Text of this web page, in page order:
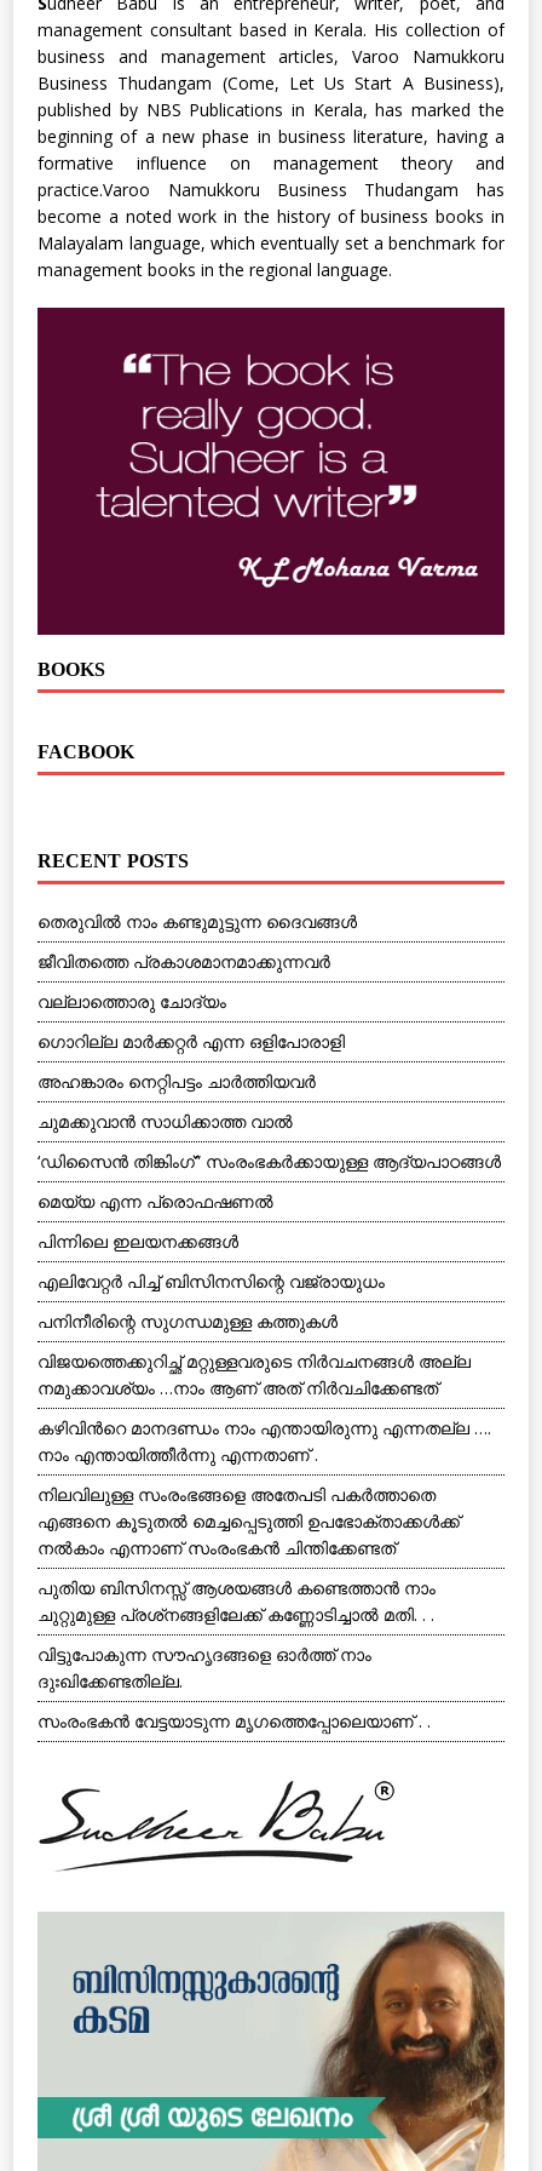
management consultant based in Kerala. His collection of
business and management articles, Varoo Namukkoru
Business Thudangam (Come, Let Us Start A Business),
published by NBS Publications in Kerala, has marked the
beginning of a new phase in business literature, having a
formative influence on management theory and
practice.Varoo Namukkoru Business Thudangam has
become a noted work in the history of business books in
Malayalam language, which eventually set a benchmark for
management books in the regional language.
BOOKS
FACBOOK
RECENT POSTS
തെരുവില്‍ നാം കണ്ടുമുട്ടുന്ന ദൈവങ്ങള്‍
ജീവിതത്തെ പ്രകാശമാനമാക്കുന്നവര്‍
വല്ലാത്തൊരു ചോദ്യം
ഗൊറില്ല മാര്‍ക്കറ്റര്‍ എന്ന ഒളിപോരാളി
അഹങ്കാരം നെറ്റിപട്ടം ചാര്‍ത്തിയവര്‍
ചുമക്കുവാന്‍ സാധിക്കാത്ത വാല്‍
‘ഡിസൈന്‍ തിങ്കിംഗ്” സംരംഭകര്‍ക്കായുള്ള ആദ്യപാഠങ്ങള്‍
മെയ്യ എന്ന പ്രൊഫഷണല്‍
പിന്നിലെ ഇലയനക്കങ്ങള്‍
എലിവേറ്റര്‍ പിച്ച് ബിസിനസിന്റെ വജ്രായുധം
പനിനീരിന്റെ സുഗന്ധമുള്ള കത്തുകള്‍
വിജയത്തെക്കുറിച്ഛ് മറ്റുള്ളവരുടെ നിര്‍വചനങ്ങള്‍ അല്ല
നമുക്കാവശ്യം …നാം ആണ് അത് നിര്‍വചിക്കേണ്ടത്
കഴിവിൻറെ മാനദണ്ഡം നാം എന്തായിരുന്നു എന്നതല്ല ….
നാം എന്തായിത്തീർന്നു എന്നതാണ് .
നിലവിലുള്ള സംരംഭങ്ങളെ അതേപടി പകര്‍ത്താതെ
എങ്ങനെ കൂടുതല്‍ മെച്ചപ്പെടുത്തി ഉപഭോക്താക്കള്‍ക്ക്
നല്‍കാം എന്നാണ് സംരംഭകന്‍ ചിന്തിക്കേണ്ടത്
പുതിയ ബിസിനസ്സ് ആശയങ്ങള്‍ കണ്ടെത്താന്‍ നാം
ചുറ്റുമുള്ള പ്രശ്‌നങ്ങളിലേക്ക് കണ്ണോടിച്ചാല്‍ മതി. . .
വിട്ടുപോകുന്ന സൗഹൃദങ്ങളെ ഓര്‍ത്ത് നാം
ദുഃഖിക്കേണ്ടതില്ല.
സംരംഭകന്‍ വേട്ടയാടുന്ന മൃഗത്തെപ്പോലെയാണ് . .